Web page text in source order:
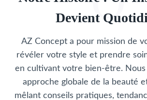
Devient
AZ Concept a pour mission de
révéler votre style et prendre
en cultivant votre bien-être. Nous
approche globale de la beauté
mêlant conseils pratiques,